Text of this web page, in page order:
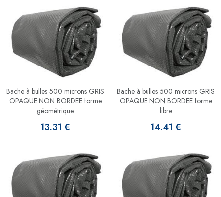
Bache à bulles 500 microns GRIS
OPAQUE NON BORDEE forme
géométrique
13.31 €
Bache à bulles 500 microns GRIS
OPAQUE NON BORDEE forme
libre
14.41 €